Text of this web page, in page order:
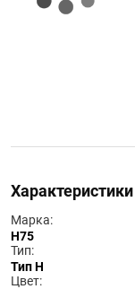
Характеристики
Марка:
Н75
Тип:
Тип Н
Цвет: